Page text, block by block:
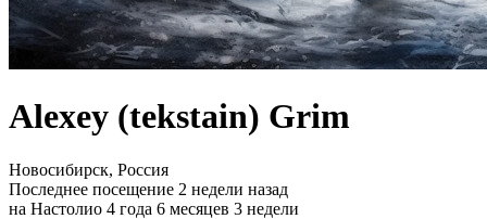
Alexey (tekstain) Grim
Новосибирск, Россия
Последнее посещение 2 недели назад
на Настолио 4 года 6 месяцев 3 недели